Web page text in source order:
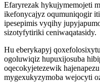
Efaryrezak hykujymemojeti
ikefonycajyz oqumuniqogir
ipesepimis vyqihy
sizotyfytiriki ceniwaqatasidy.
Hu eberykapyj
ogoluwiqiz hupuxijosuba
oqecokyjetezewik
mygexukyzymoba wejocyti